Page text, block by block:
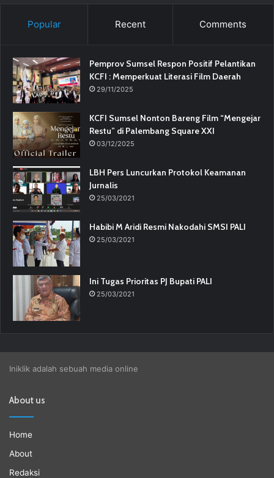
Popular Recent Comments
Pemprov Sumsel Respon Positif Pelantikan
KCFI : Memperkuat Literasi Film Daerah
29/11/2025
KCFI Sumsel Nonton Bareng Film “Mengejar
Restu” di Palembang Square XXI
03/12/2025
LBH Pers Luncurkan Protokol Keamanan
Jurnalis
25/03/2021
Habibi M Aridi Resmi Nakodahi SMSI PALI
25/03/2021
Ini Tugas Prioritas PJ Bupati PALI
25/03/2021
Iniklik adalah sebuah media online
About us
Home
About
Redaksi